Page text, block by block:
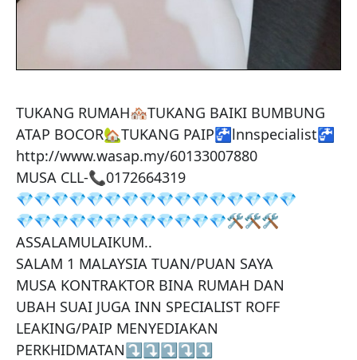
TUKANG RUMAH🏘️TUKANG BAIKI BUMBUNG
ATAP BOCOR🏡TUKANG PAIP🚰lnnspecialist🚰
http://www.wasap.my/60133007880
MUSA CLL-📞0172664319
💎💎💎💎💎💎💎💎💎💎💎💎💎💎💎💎
💎💎💎💎💎💎💎💎💎💎💎💎🛠️🛠️🛠️
ASSALAMULAIKUM..
SALAM 1 MALAYSIA TUAN/PUAN SAYA
MUSA KONTRAKTOR BINA RUMAH DAN
UBAH SUAI JUGA INN SPECIALIST ROFF
LEAKING/PAIP MENYEDIAKAN
PERKHIDMATAN⤵️⤵️⤵️⤵️⤵️